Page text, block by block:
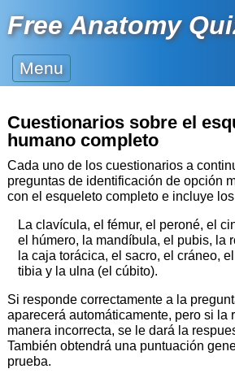
Free Anatomy
Menu
Cuestionarios sobre el
humano completo
Cada uno de los cuestionarios a
preguntas de identificación de opción
con el esqueleto completo e incluye
La clavícula, el fémur, el peroné, el
el húmero, la mandíbula, el pubis, la
la caja torácica, el sacro, el cráneo,
tibia y la ulna (el cúbito).
Si responde correctamente a la
aparecerá automáticamente, pero si la
manera incorrecta, se le dará la
También obtendrá una puntuación
prueba.